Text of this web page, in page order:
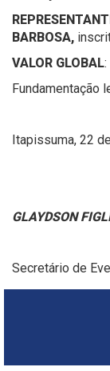
BARBOSA,
VALOR GLOBAL:
Fundamentação
Itapissuma, 22
GLAYDSON
Secretário de